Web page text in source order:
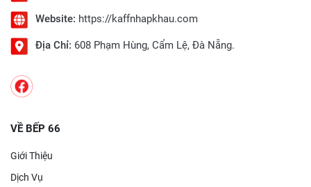
Website: https://kaffnhapkhau.com
Địa Chỉ: 608 Phạm Hùng, Cẩm Lệ, Đà Nẵng.
VỀ BẾP 66
Giới Thiệu
Dịch Vụ